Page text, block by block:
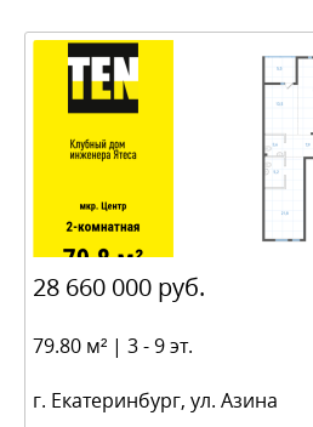
28 660 000 руб.
79.80 м² | 3 - 9 эт.
г. Екатеринбург, ул. Азина